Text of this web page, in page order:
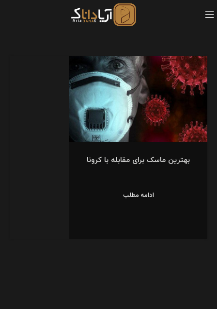
بهترین ماسک برای مقابله با کرونا
ادامه مطلب